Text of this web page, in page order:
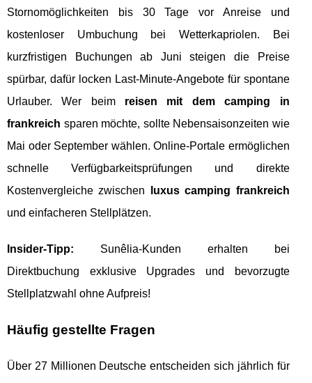
Stornomöglichkeiten bis 30 Tage vor Anreise und
kostenloser Umbuchung bei Wetterkapriolen. Bei
kurzfristigen Buchungen ab Juni steigen die Preise
spürbar, dafür locken Last-Minute-Angebote für spontane
Urlauber. Wer beim reisen mit dem camping in
frankreich sparen möchte, sollte Nebensaisonzeiten wie
Mai oder September wählen. Online-Portale ermöglichen
schnelle Verfügbarkeitsprüfungen und direkte
Kostenvergleiche zwischen
luxus camping frankreich
und einfacheren Stellplätzen.
Insider-Tipp: Sunêlia-Kunden erhalten bei
Direktbuchung exklusive Upgrades und bevorzugte
Stellplatzwahl ohne Aufpreis!
Häufig gestellte Fragen
Über 27 Millionen Deutsche entscheiden sich jährlich für